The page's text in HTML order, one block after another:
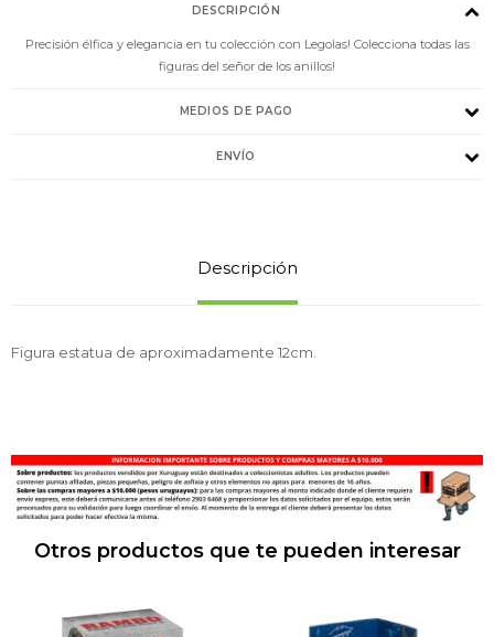
DESCRIPCIÓN
Precisión élfica y elegancia en tu colección con Legolas! Colecciona todas las
figuras del señor de los anillos!
MEDIOS DE PAGO
ENVÍO
Descripción
Figura estatua de aproximadamente 12cm.
Otros productos que te pueden interesar